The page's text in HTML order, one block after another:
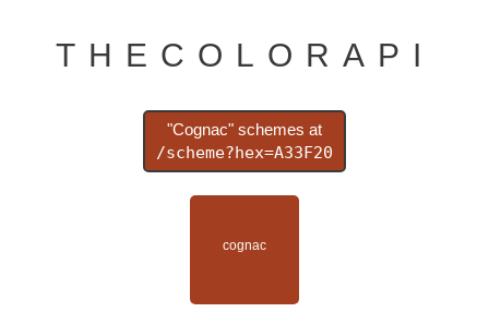
THECOLORAPI
"Cognac" schemes at
/scheme?hex=A33F20